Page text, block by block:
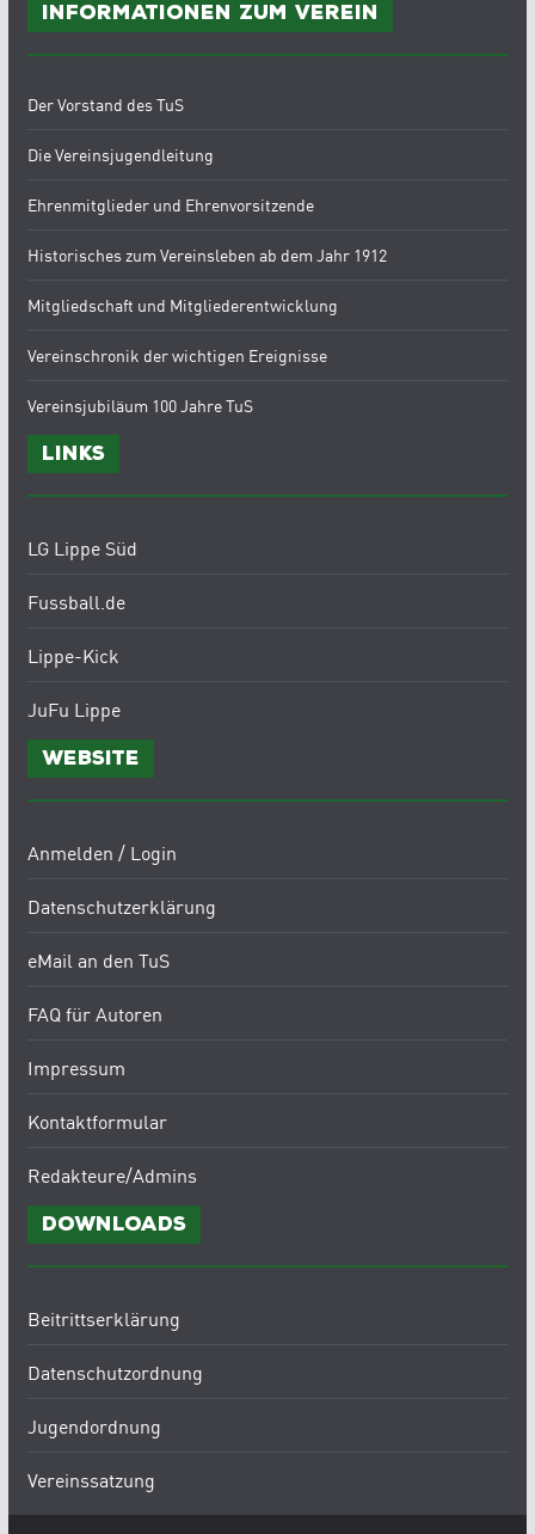
Informationen zum Verein
Der Vorstand des TuS
Die Vereinsjugendleitung
Ehrenmitglieder und Ehrenvorsitzende
Historisches zum Vereinsleben ab dem Jahr 1912
Mitgliedschaft und Mitgliederentwicklung
Vereinschronik der wichtigen Ereignisse
Vereinsjubiläum 100 Jahre TuS
Links
LG Lippe Süd
Fussball.de
Lippe-Kick
JuFu Lippe
Website
Anmelden / Login
Datenschutzerklärung
eMail an den TuS
FAQ für Autoren
Impressum
Kontaktformular
Redakteure/Admins
Downloads
Beitrittserklärung
Datenschutzordnung
Jugendordnung
Vereinssatzung